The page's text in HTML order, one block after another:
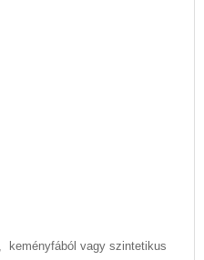
keményfából vagy szintetikus